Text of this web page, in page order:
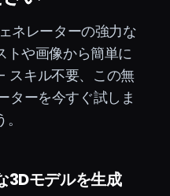
ネレーターの強力な
トや画像から簡単に
スキル不要、この無
ターを今すぐ試しま
3Dモデルを生成